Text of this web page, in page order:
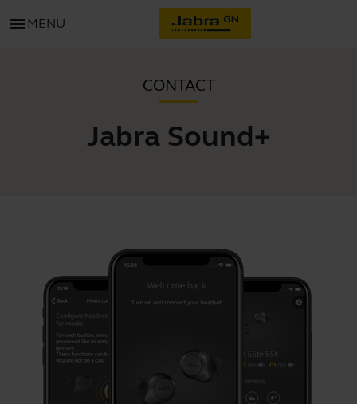
menu MENU
CONTACT
Jabra Sound+